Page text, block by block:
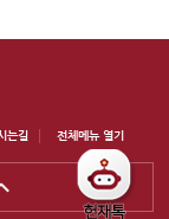
는길 전체메뉴 열기